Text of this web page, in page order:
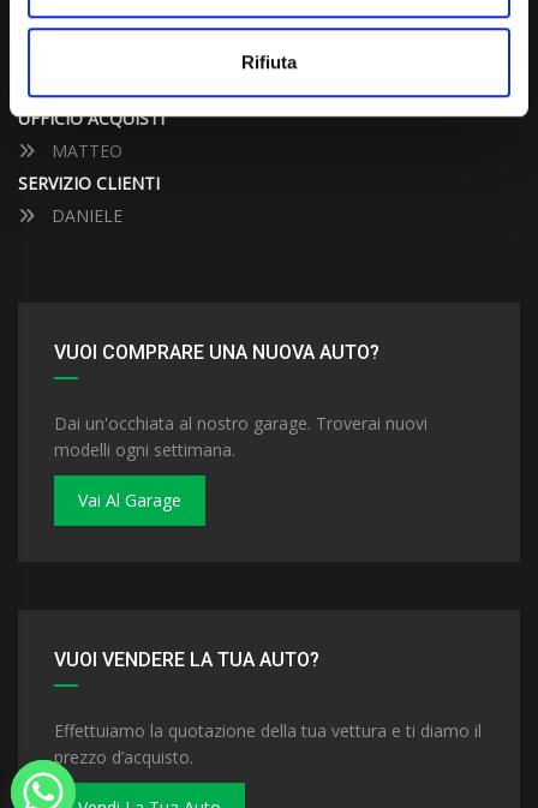
Rifiuta
UFFICIO VENDITE
UFFICIO ACQUISTI
MATTEO
SERVIZIO CLIENTI
DANIELE
VUOI COMPRARE UNA NUOVA AUTO?
Dai un'occhiata al nostro garage. Troverai nuovi
modelli ogni settimana.
Vai Al Garage
VUOI VENDERE LA TUA AUTO?
Effettuiamo la quotazione della tua vettura e ti diamo il
prezzo d’acquisto.